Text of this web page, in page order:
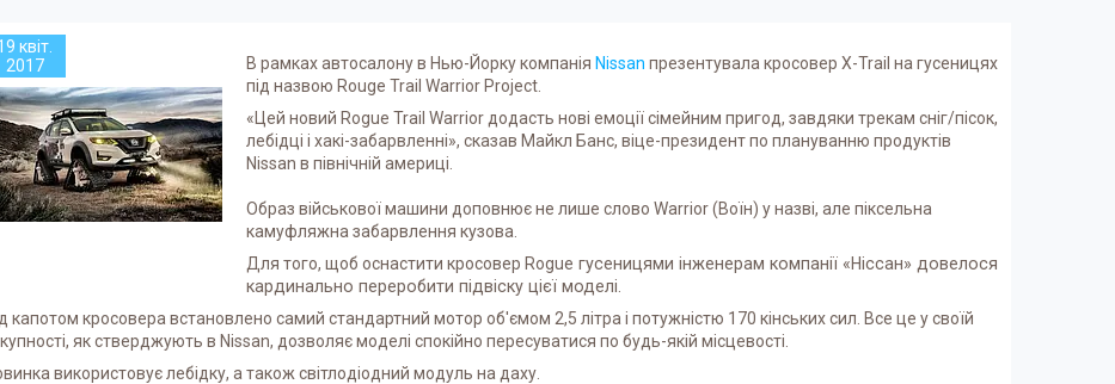
квіт.
2017
В рамках автосалону в Нью-Йорку компанія Nissan презентувала кросовер X-Trail на гусеницях
під назвою Rouge Trail Warrior Project.
«Цей новий Rogue Trail Warrior додасть нові емоції сімейним пригод, завдяки трекам сніг/пісок,
лебідці і хакі-забарвленні», сказав Майкл Банс, віце-президент по плануванню продуктів
Nissan в північній америці.
Образ військової машини доповнює не лише слово Warrior (Воїн) у назві, але піксельна
камуфляжна забарвлення кузова.
Для того, щоб оснастити кросовер Rogue гусеницями інженерам компанії «Ніссан» довелося
кардинально переробити підвіску цієї моделі.
капотом кросовера встановлено самий стандартний мотор об'ємом 2,5 літра і потужністю 170 кінських сил. Все це у своїй
як стверджують в Nissan, дозволяє моделі спокійно пересуватися по будь-якій місцевості.
використовує лебідку, а також світлодіодний модуль на даху.